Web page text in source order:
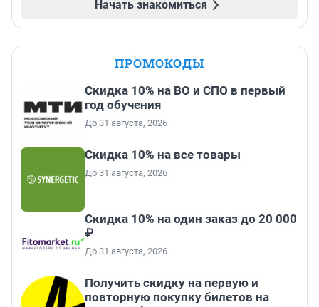
Начать знакомиться
ПРОМОКОДЫ
Скидка 10% на ВО и СПО в первый
год обучения
До 31 августа, 2026
Скидка 10% на все товары
До 31 августа, 2026
Скидка 10% на один заказ до 20 000
₽
До 31 августа, 2026
Получить скидку на первую и
повторную покупку билетов на